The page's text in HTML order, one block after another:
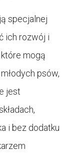
specjalnej
ich rozwój i
które mogą
psów,
jest
i bez dodatku